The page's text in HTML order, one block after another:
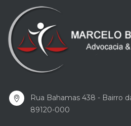
Rua Bahamas 438 - Bairro
89120-000